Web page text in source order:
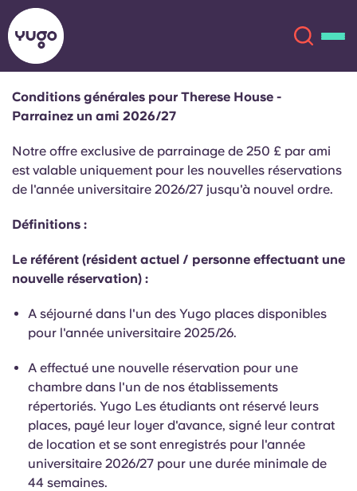
À propos
Lieux
Plus
Compte
English (GB)
English (US)
Chinese
Sélectionnez un pays
Sélectionnez une ville
Choisissez une résidence
Se connecter
Réservez maintenant
English (GB)
English (US)
Català Deutsch
Portuguese
Conditions générales pour Therese House -
Parrainez un ami 2026/27
Notre offre exclusive de parrainage de 250 £ par ami
est valable uniquement pour les nouvelles réservations
de l'année universitaire 2026/27 jusqu'à nouvel ordre.
Définitions :
Le référent (résident actuel / personne effectuant une
nouvelle réservation) :
A séjourné dans l'un des Yugo places disponibles
pour l'année universitaire 2025/26.
A effectué une nouvelle réservation pour une
chambre dans l'un de nos établissements
répertoriés. Yugo Les étudiants ont réservé leurs
places, payé leur loyer d'avance, signé leur contrat
de location et se sont enregistrés pour l'année
universitaire 2026/27 pour une durée minimale de
44 semaines.